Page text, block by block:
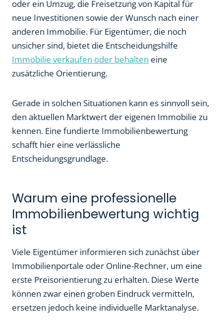
oder ein Umzug, die Freisetzung von Kapital für
neue Investitionen sowie der Wunsch nach einer
anderen Immobilie. Für Eigentümer, die noch
unsicher sind, bietet die Entscheidungshilfe
Immobilie verkaufen oder behalten eine
zusätzliche Orientierung.
Gerade in solchen Situationen kann es sinnvoll sein,
den aktuellen Marktwert der eigenen Immobilie zu
kennen. Eine fundierte Immobilienbewertung
schafft hier eine verlässliche
Entscheidungsgrundlage.
Warum eine professionelle
Immobilienbewertung wichtig
ist
Viele Eigentümer informieren sich zunächst über
Immobilienportale oder Online-Rechner, um eine
erste Preisorientierung zu erhalten. Diese Werte
können zwar einen groben Eindruck vermitteln,
ersetzen jedoch keine individuelle Marktanalyse.